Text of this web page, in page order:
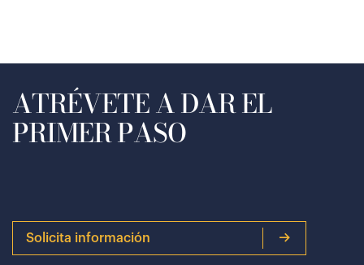
ATRÉVETE A DAR EL
PRIMER PASO
Solicita información